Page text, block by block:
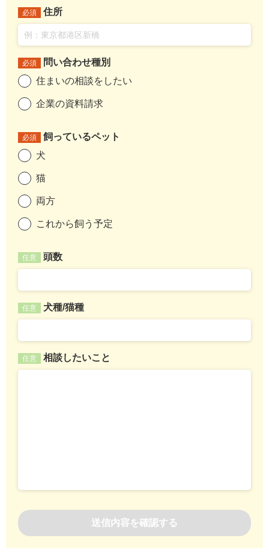
必須 住所
必須
問い合わせ種別
住まいの相談をしたい
企業の資料請求
必須
飼っているペット
犬
猫
両方
これから飼う予定
任意 頭数
任意 犬種/猫種
任意 相談したいこと